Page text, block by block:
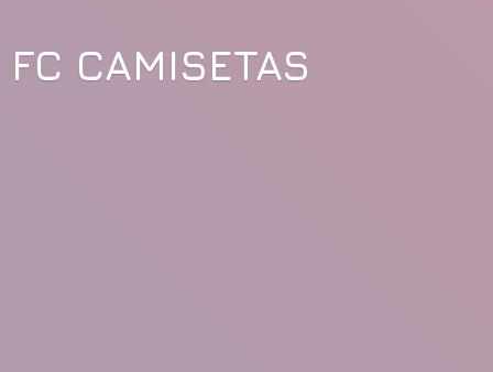
FC CAMISETAS